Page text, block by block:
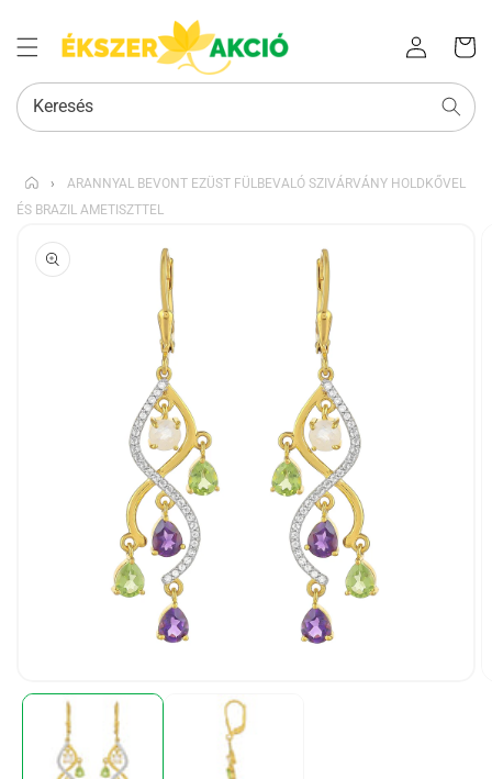
Bejelentkezés
kosara
Keresés
›
ARANNYAL BEVONT EZÜST FÜLBEVALÓ SZIVÁRVÁNY HOLDKŐVEL
ÉS BRAZIL AMETISZTTEL
UGRÁS A
TERMÉKADATOKRA
médiafájl
megnyitása
modális
párbeszédpanelen